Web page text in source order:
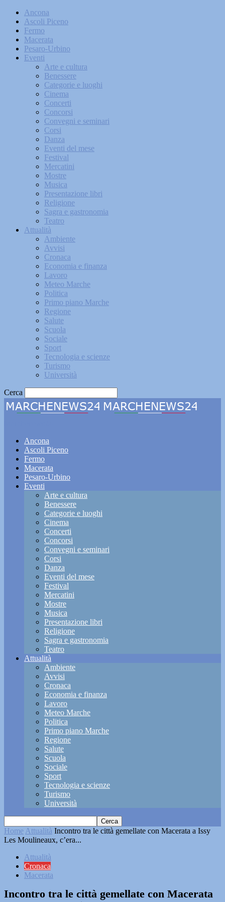
Ancona
Ascoli Piceno
Fermo
Macerata
Pesaro-Urbino
Eventi
Arte e cultura
Benessere
Categorie e luoghi
Cinema
Concerti
Concorsi
Convegni e seminari
Corsi
Danza
Eventi del mese
Festival
Mercatini
Mostre
Musica
Presentazione libri
Religione
Sagra e gastronomia
Teatro
Attualità
Ambiente
Avvisi
Cronaca
Economia e finanza
Lavoro
Meteo Marche
Politica
Primo piano Marche
Regione
Salute
Scuola
Sociale
Sport
Tecnologia e scienze
Turismo
Università
Cerca
Ancona
Ascoli Piceno
Fermo
Macerata
Pesaro-Urbino
Eventi
Arte e cultura
Benessere
Categorie e luoghi
Cinema
Concerti
Concorsi
Convegni e seminari
Corsi
Danza
Eventi del mese
Festival
Mercatini
Mostre
Musica
Presentazione libri
Religione
Sagra e gastronomia
Teatro
Attualità
Ambiente
Avvisi
Cronaca
Economia e finanza
Lavoro
Meteo Marche
Politica
Primo piano Marche
Regione
Salute
Scuola
Sociale
Sport
Tecnologia e scienze
Turismo
Università
Home Attualità Incontro tra le città gemellate con Macerata a Issy
Les Moulineaux, c’era...
Attualità
Cronaca
Macerata
Incontro tra le città gemellate con Macerata